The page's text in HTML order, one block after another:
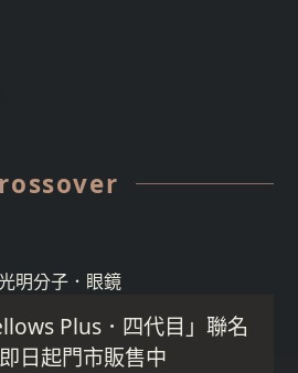
Plus．四代目」聯名
日起門市販售中